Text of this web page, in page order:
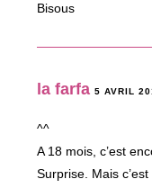
Bisous
la farfa 5 AVRIL
^^
A 18 mois, c’est
Surprise. Mais